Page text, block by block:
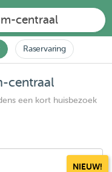
centraal
Raservaring
centraal
een kort huisbezoek
NIEUW!